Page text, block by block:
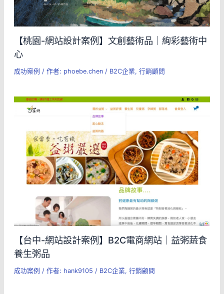
【桃園-網站設計案例】文創藝術品｜絢彩藝術中
心
成功案例 / 作者: phoebe.chen / B2C企業, 行銷顧問
【台中-網站設計案例】B2C電商網站｜益粥蔬食
養生粥品
成功案例 / 作者: hank9105 / B2C企業, 行銷顧問